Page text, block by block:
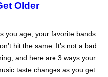
Older
you age, your favorite bands
hit the same. It’s not a bad
and here are 3 ways your
taste changes as you get